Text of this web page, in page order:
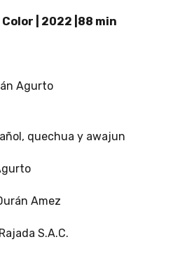
| 2022 |88 min
Agurto
quechua y awajun
Amez
S.A.C.